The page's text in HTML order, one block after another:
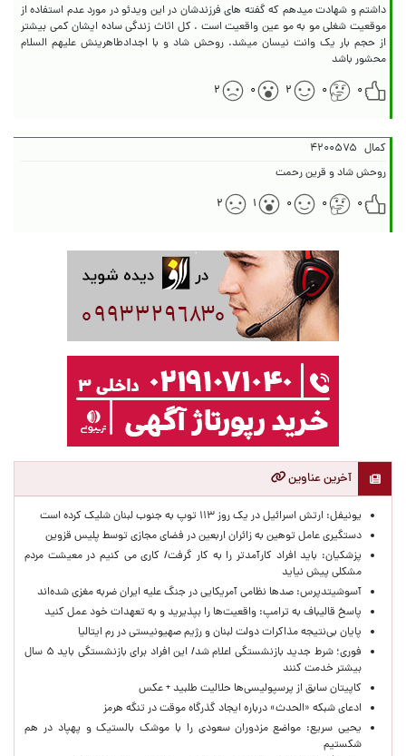
داشتم و شهادت میدهم که گفته های فرزندشان در این ویدئو در مورد عدم استفاده از
موقعیت شغلی مو به مو عین واقعیت است . کل اثاث زندگی ساده ایشان کمی بیشتر
از حجم بار یک وانت نیسان میشد. روحش شاد و با اجدادطاهرینش علیهم السلام
محشور باشد
۰
۰ ۲ ۰ ۲
کمال ۴۲۰۰۵۷۵
روحش شاد و قرین رحمت
۰
۰ ۰ ۱ ۲
آخرین عناوین
یونیفل: ارتش اسرائیل در یک روز ۱۱۳ توپ به جنوب لبنان شلیک کرده است
دستگیری عامل توهین به زائران اربعین در فضای مجازی توسط پلیس قزوین
پزشکیان: باید افراد کارآمدتر را به کار گرفت/ کاری می کنیم در معیشت مردم
مشکلی پیش نیاید
آسوشیتدپرس: صدها نظامی آمریکایی در جنگ علیه ایران ضربه مغزی شده‌اند
پاسخ قالیباف به ترامپ: واقعیت‌ها را بپذیرید و به تعهدات خود عمل کنید
پایان بی‌نتیجه مذاکرات دولت لبنان و رژیم صهیونیستی در رم ایتالیا
فوری؛ شرط جدید بازنشستگی اعلام شد/ این افراد برای بازنشستگی باید ۵ سال
بیشتر خدمت کنند
کاپیتان سابق از پرسپولیسی‌ها حلالیت طلبید + عکس
ادعای شبکه «الحدث» درباره ایجاد گذرگاه موقت در تنگه هرمز
یحیی سریع: مواضع مزدوران سعودی را با موشک بالستیک و پهپاد در هم
شکستیم